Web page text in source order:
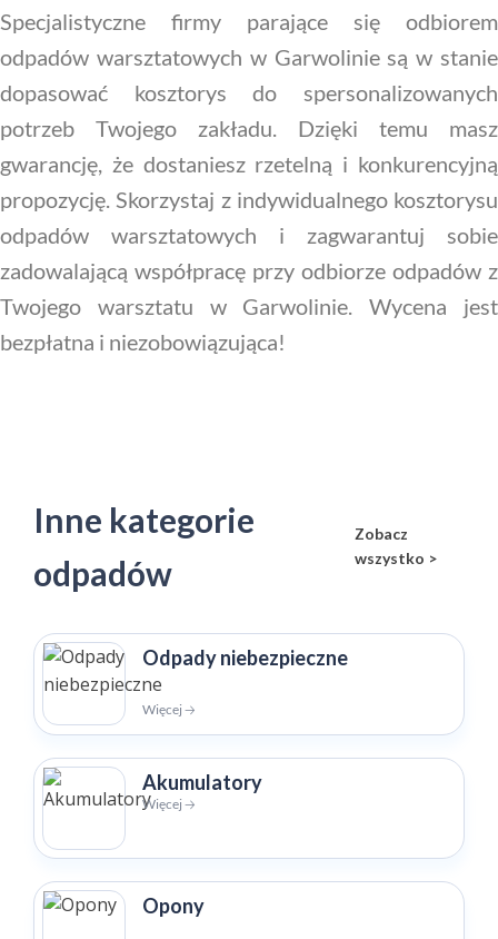
Specjalistyczne firmy parające się odbiorem
odpadów warsztatowych w Garwolinie są w stanie
dopasować kosztorys do spersonalizowanych
potrzeb Twojego zakładu. Dzięki temu masz
gwarancję, że dostaniesz rzetelną i konkurencyjną
propozycję. Skorzystaj z indywidualnego kosztorysu
odpadów warsztatowych i zagwarantuj sobie
zadowalającą współpracę przy odbiorze odpadów z
Twojego warsztatu w Garwolinie. Wycena jest
bezpłatna i niezobowiązująca!
Inne kategorie
odpadów
Zobacz
wszystko >
Odpady niebezpieczne
Więcej 🡢
Akumulatory
Więcej 🡢
Opony